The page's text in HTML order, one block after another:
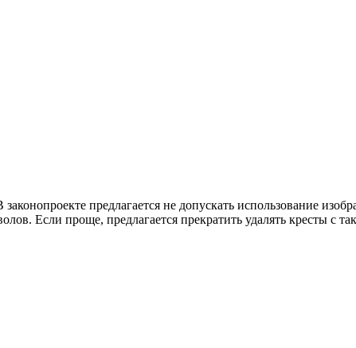
предлагается не допускать использование
Если проще, предлагается прекратить удалять кресты с